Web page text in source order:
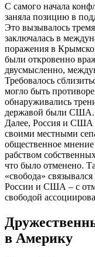
С самого начала
заняла позицию в
Это вызывалось
заключалась в
поражения в
были откровенно
двусмысленно,
Требовалось
могло быть
обнаруживались
державой были США.
Далее, Россия и США
своими местными
общественное
рабством
что было отменено.
«свобода»
России и США – с
свободой
в Америку